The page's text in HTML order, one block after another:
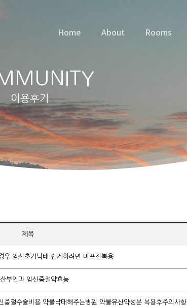
Home About Rooms
이용후기
제목
우 임신초기낙­태 쉽게하려면 미­프진복용
부인과 임신중절약효능
중절수술비용 약물낙태해주는병원 약물유산약성분 복용후주의사항